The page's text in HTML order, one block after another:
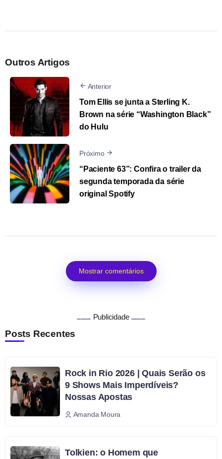
Outros Artigos
Anterior
Tom Ellis se junta a Sterling K.
Brown na série “Washington Black”
do Hulu
Próximo
“Paciente 63”: Confira o trailer da
segunda temporada da série
original Spotify
Mostrar comentários
Publicidade
Posts Recentes
Rock in Rio 2026 | Quais Serão os
9 Shows Mais Imperdíveis?
Nossas Apostas
Amanda Moura
Tolkien: o Homem que